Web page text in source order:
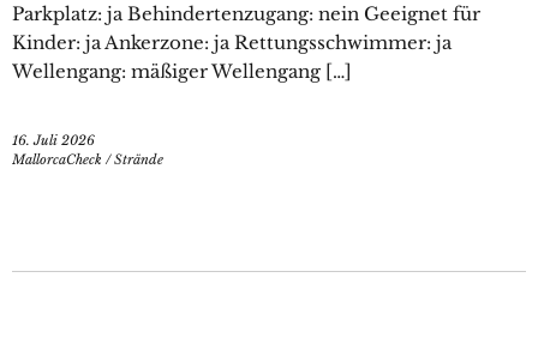
Parkplatz: ja Behindertenzugang: nein Geeignet für
Kinder: ja Ankerzone: ja Rettungsschwimmer: ja
Wellengang: mäßiger Wellengang […]
16. Juli 2026
MallorcaCheck /Strände